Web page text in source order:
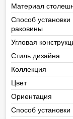
Материал
Способ установки
раковины
Угловая
Стиль дизайна
Коллекция
Цвет
Ориентация
Способ установки